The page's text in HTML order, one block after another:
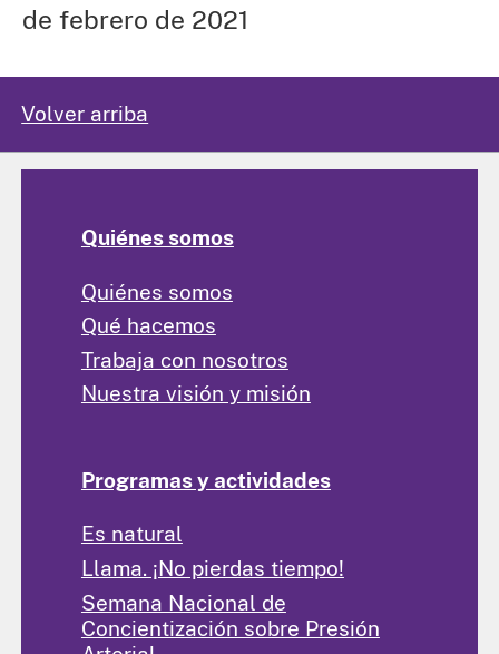
de febrero de 2021
Volver arriba
Quiénes somos
Quiénes somos
Qué hacemos
Trabaja con nosotros
Nuestra visión y misión
Programas y actividades
Es natural
Llama. ¡No pierdas tiempo!
Semana Nacional de
Concientización sobre Presión